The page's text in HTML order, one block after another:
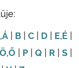
,Á B C D E,É
,Ő P| Q R S|